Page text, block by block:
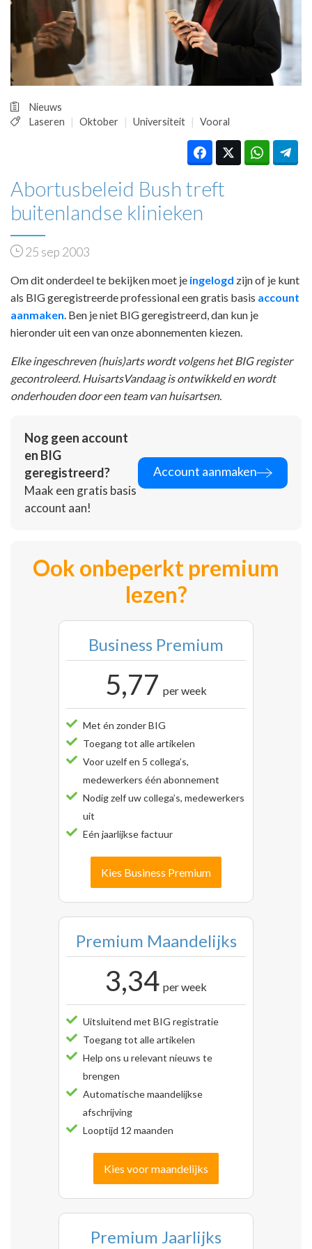
PRAKTIJKZAKEN
TARIEVEN
VPHUISARTSEN
MEDISCHE VAKHANDEL
REGISTRATIE
Nieuws
Laseren
Oktober Universiteit Vooral
Abortusbeleid Bush treft
buitenlandse klinieken
25 sep 2003
Om dit onderdeel te bekijken moet je ingelogd zijn of je kunt
als BIG geregistreerde professional een gratis basis account
aanmaken . Ben je niet BIG geregistreerd, dan kun je
hieronder uit een van onze abonnementen kiezen.
Elke ingeschreven (huis)arts wordt volgens het BIG register
gecontroleerd. HuisartsVandaag is ontwikkeld en wordt
onderhouden door een team van huisartsen.
Nog geen account
en BIG
geregistreerd?
Maak een gratis basis
account aan!
Account aanmaken
Ook onbeperkt premium
lezen?
Business Premium
5,77 per week
Met én zonder BIG
Toegang tot alle artikelen
Voor uzelf en 5 collega’s,
medewerkers één abonnement
Nodig zelf uw collega’s, medewerkers
uit
Eén jaarlijkse factuur
Kies Business Premium
Premium Maandelijks
3,34 per week
Uitsluitend met BIG registratie
Toegang tot alle artikelen
Help ons u relevant nieuws te
brengen
Automatische maandelijkse
afschrijving
Looptijd 12 maanden
Kies voor maandelijks
Premium Jaarlijks